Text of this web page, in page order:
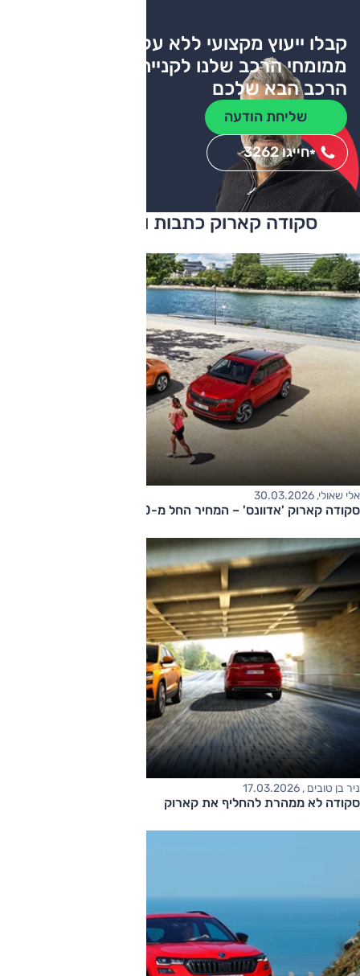
קבלו ייעוץ מקצועי ללא עלות
ממומחי הרכב שלנו לקניית
הרכב הבא שלכם
שליחת הודעה
חייגו 3262*
סקודה קארוק כתבות ומבחני דרכים
אלי שאולי, 30.03.2026
סקודה קארוק 'אדוונס' – המחיר החל מ-180,000 שקלים
ניר בן טובים , 17.03.2026
סקודה לא ממהרת להחליף את קארוק